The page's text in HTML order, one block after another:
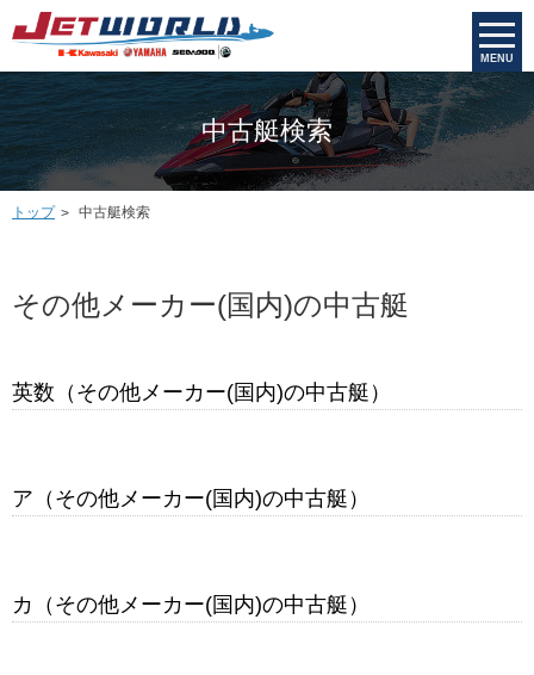
MENU
中古艇検索
トップ 中古艇検索
その他メーカー(国内)の中古艇
英数（その他メーカー(国内)の中古艇）
ア（その他メーカー(国内)の中古艇）
カ（その他メーカー(国内)の中古艇）